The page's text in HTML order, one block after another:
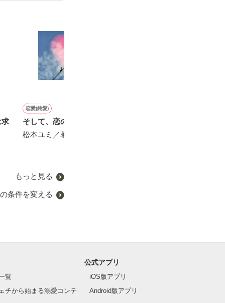
求
恋愛(純愛)
そして、恋の種が花開く。
松本ユミ／著
もっと見る
条件を変える
覧
チから始まる溺愛コンテ
公式アプリ
iOS版アプリ
Android版アプリ